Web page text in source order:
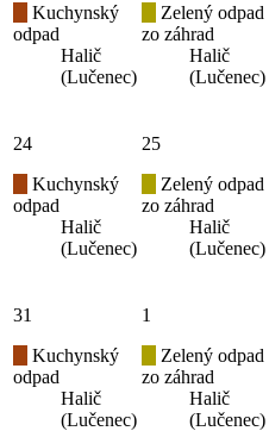
Kuchynský
odpad
Halič
(Lučenec)
Zelený odpad
zo záhrad
Halič
(Lučenec)
24
Kuchynský
odpad
Halič
(Lučenec)
25
Zelený odpad
zo záhrad
Halič
(Lučenec)
31
Kuchynský
odpad
Halič
(Lučenec)
1
Zelený odpad
zo záhrad
Halič
(Lučenec)